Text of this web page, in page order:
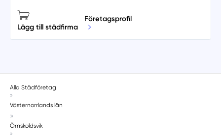
Lägg till städfirma
Företagsprofil
Alla Städföretag
»
Västernorrlands län
»
Örnsköldsvik
»